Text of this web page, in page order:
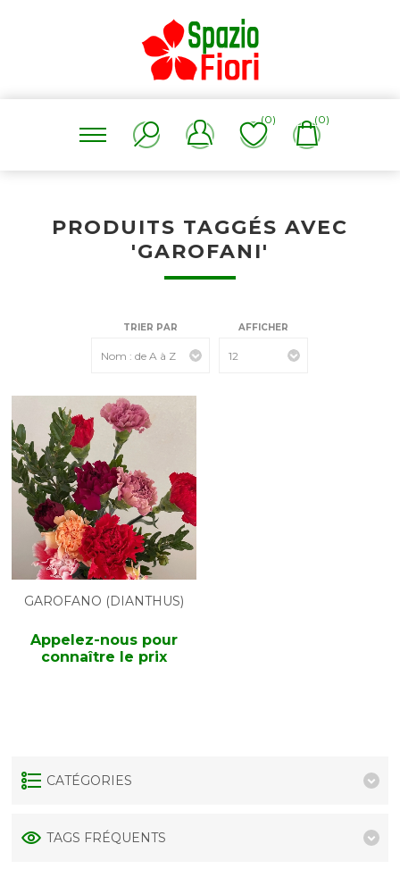
(0) (0)
PRODUITS TAGGÉS AVEC
'GAROFANI'
TRIER PAR AFFICHER
GAROFANO (DIANTHUS)
Appelez-nous pour
connaître le prix
CATÉGORIES
TAGS FRÉQUENTS